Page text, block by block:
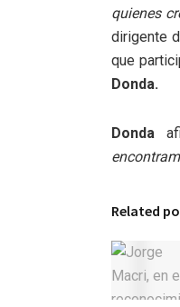
quienes
dirigente
que
Donda.
Donda
Related